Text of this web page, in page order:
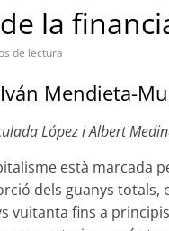
la
de lectura
Mendieta-
López i Albert
està marcada
dels guanys
vuitanta fins a